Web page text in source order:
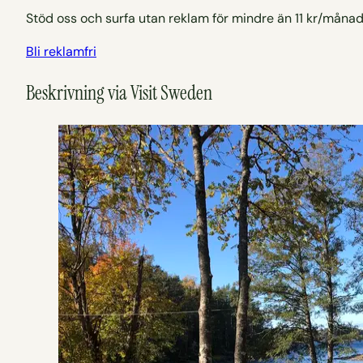
Stöd oss och surfa utan reklam för mindre än 11 kr/
Bli reklamfri
Beskrivning via Visit Sweden